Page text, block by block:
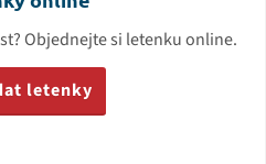
Objednejte si letenku online.
letenky